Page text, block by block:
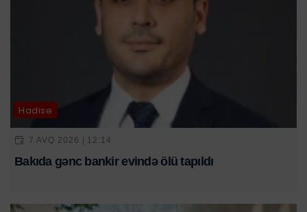
Hadisə
7 AVQ 2026 | 12:14
Bakıda gənc bankir evində ölü tapıldı